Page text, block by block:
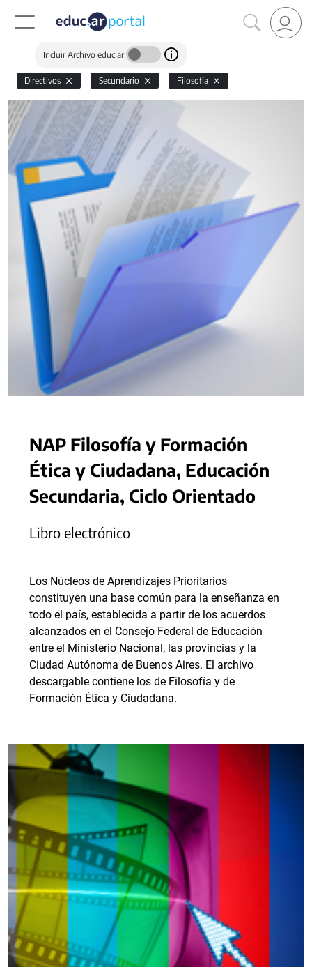
Incluir Archivo educ.ar
Directivos Secundario Filosofía
NAP Filosofía y Formación
Ética y Ciudadana, Educación
Secundaria, Ciclo Orientado
Libro electrónico
Los Núcleos de Aprendizajes Prioritarios
constituyen una base común para la enseñanza en
todo el país, establecida a partir de los acuerdos
alcanzados en el Consejo Federal de Educación
entre el Ministerio Nacional, las provincias y la
Ciudad Autónoma de Buenos Aires. El archivo
descargable contiene los de Filosofía y de
Formación Ética y Ciudadana.